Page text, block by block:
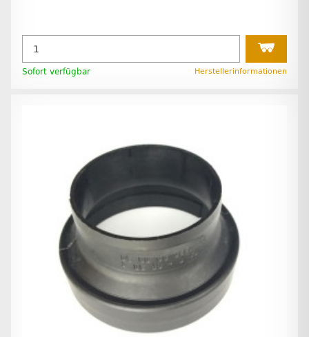
Sofort verfügbar Herstellerinformationen